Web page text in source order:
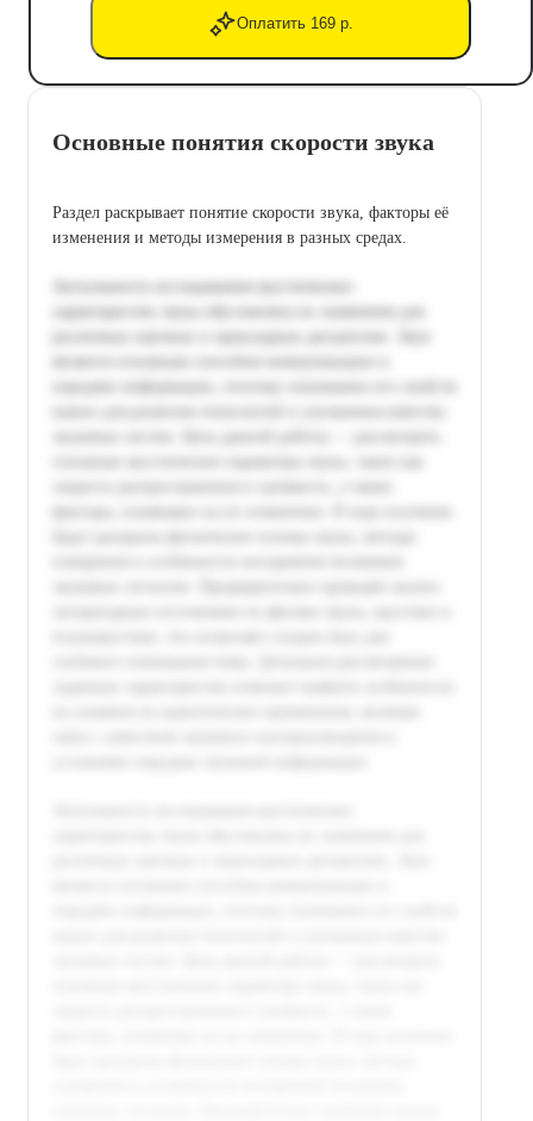
Оплатить 169 р.
Основные понятия скорости звука
Раздел раскрывает понятие скорости звука, факторы её
изменения и методы измерения в разных средах.